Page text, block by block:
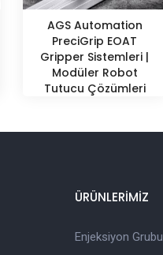
AGS Automation
PreciGrip EOAT
Gripper Sistemleri |
Modüler Robot
Tutucu Çözümleri
ÜRÜNLERİMİZ
Enjeksiyon Grubu